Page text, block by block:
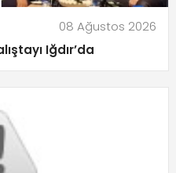
08 Ağustos 2026
Iğdır’da